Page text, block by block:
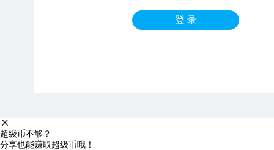
登 录
超级币不够？
分享也能赚取超级币哦！